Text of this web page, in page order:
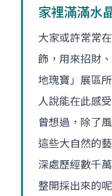
家裡滿滿水
大家或許常常
飾，用來招財
地瑰寶」展區
人說能在此感
曾想過，除了
這些大自然的
深處歷經數千
整開採出來的